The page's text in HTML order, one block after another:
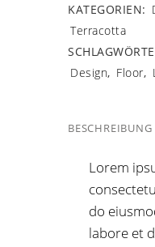
KATEGORIEN:
Terracotta
Design, Floor,
BESCHREIBUNG
Lorem
do
labore et